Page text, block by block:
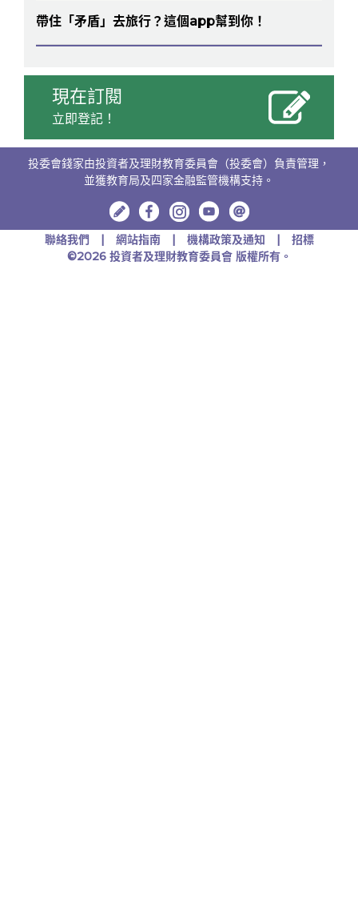
帶住「矛盾」去旅行？這個app幫到你！
現在訂閱
立即登記！
投委會錢家由投資者及理財教育委員會（投委會）負責管理，
並獲教育局及四家金融監管機構支持。
聯絡我們 網站指南 機構政策及通知
招標
©2026 投資者及理財教育委員會 版權所有。